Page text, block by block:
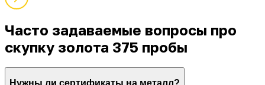
Часто задаваемые вопросы про
скупку золота 375 пробы